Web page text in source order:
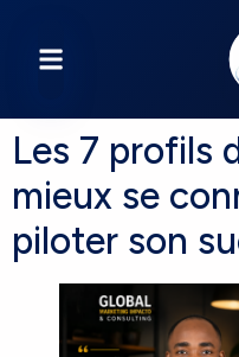
Les 7 profils
mieux se
piloter son